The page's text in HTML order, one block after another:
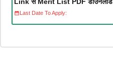
Last Date To Apply: